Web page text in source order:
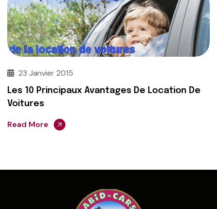
23 Janvier 2015
Les 10 Principaux Avantages De Location De
Voitures
Read More